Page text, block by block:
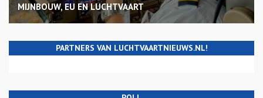
MIJNBOUW, EU EN LUCHTVAART
PARTNERS VAN LUCHTVAARTNIEUWS.NL!